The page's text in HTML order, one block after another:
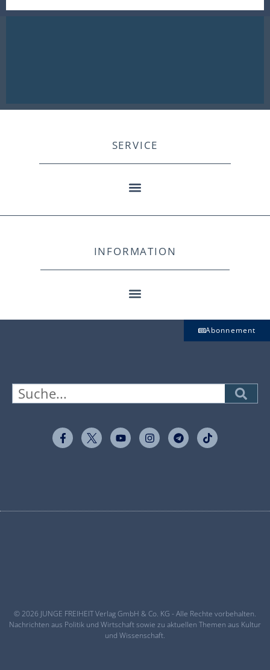
SERVICE
INFORMATION
Abonnement
© 2026 JUNGE FREIHEIT Verlag GmbH & Co. KG - Alle Rechte vorbehalten.
Nachrichten aus Politik und Wirtschaft sowie zu aktuellen Themen aus Kultur
und Wissenschaft.